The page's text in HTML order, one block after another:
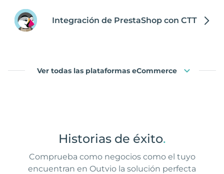
Integración de PrestaShop con CTT
Ver todas las plataformas eCommerce
Historias de éxito.
Comprueba como negocios como el tuyo
encuentran en Outvio la solución perfecta